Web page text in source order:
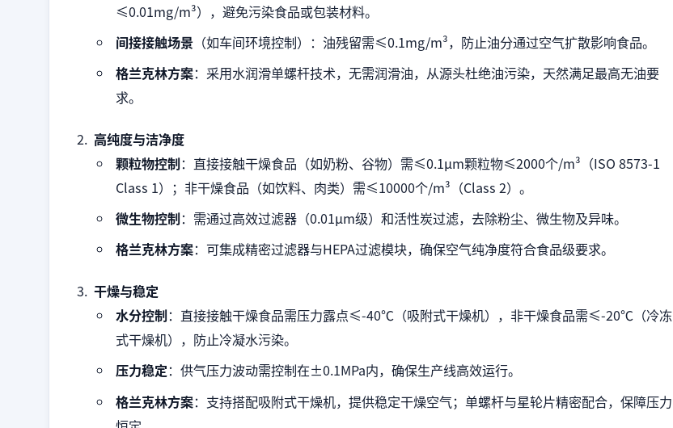
≤0.01mg/m³），避免污染食品或包装材料。
间接接触场景 （如车间环境控制）：油残留需≤0.1mg/m³，防止油分通过空气扩散影响食品。
格兰克林方案：采用水润滑单螺杆技术，无需润滑油，从源头杜绝油污染，天然满足最高无油要
求。
高纯度与洁净度
颗粒物控制：直接接触干燥食品（如奶粉、谷物）需≤0.1μm颗粒物≤2000个/m³（ISO 8573-1
Class 1）；非干燥食品（如饮料、肉类）需≤10000个/m³（Class 2）。
微生物控制：需通过高效过滤器（0.01μm级）和活性炭过滤，去除粉尘、微生物及异味。
格兰克林方案：可集成精密过滤器与HEPA过滤模块，确保空气纯净度符合食品级要求。
干燥与稳定
水分控制：直接接触干燥食品需压力露点≤-40℃（吸附式干燥机），非干燥食品需≤-20℃（冷冻
式干燥机），防止冷凝水污染。
压力稳定：供气压力波动需控制在±0.1MPa内，确保生产线高效运行。
格兰克林方案：支持搭配吸附式干燥机，提供稳定干燥空气；单螺杆与星轮片精密配合，保障压力